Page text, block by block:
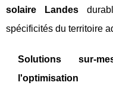
solaire Landes
spécificités du territoire
Solutions sur-
l'optimisation